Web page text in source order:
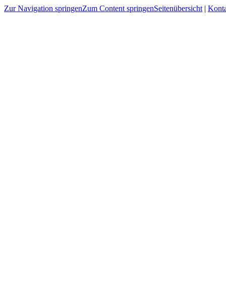
Zur Navigation springenZum Content springenSeitenübersicht |